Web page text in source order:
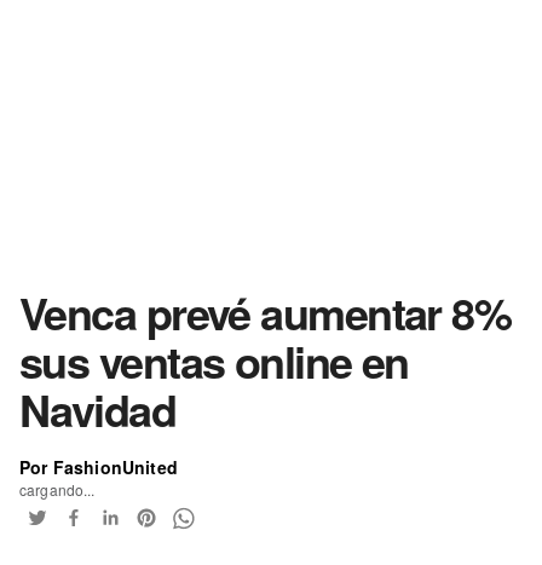
Venca prevé aumentar 8%
sus ventas online en
Navidad
Por FashionUnited
cargando...